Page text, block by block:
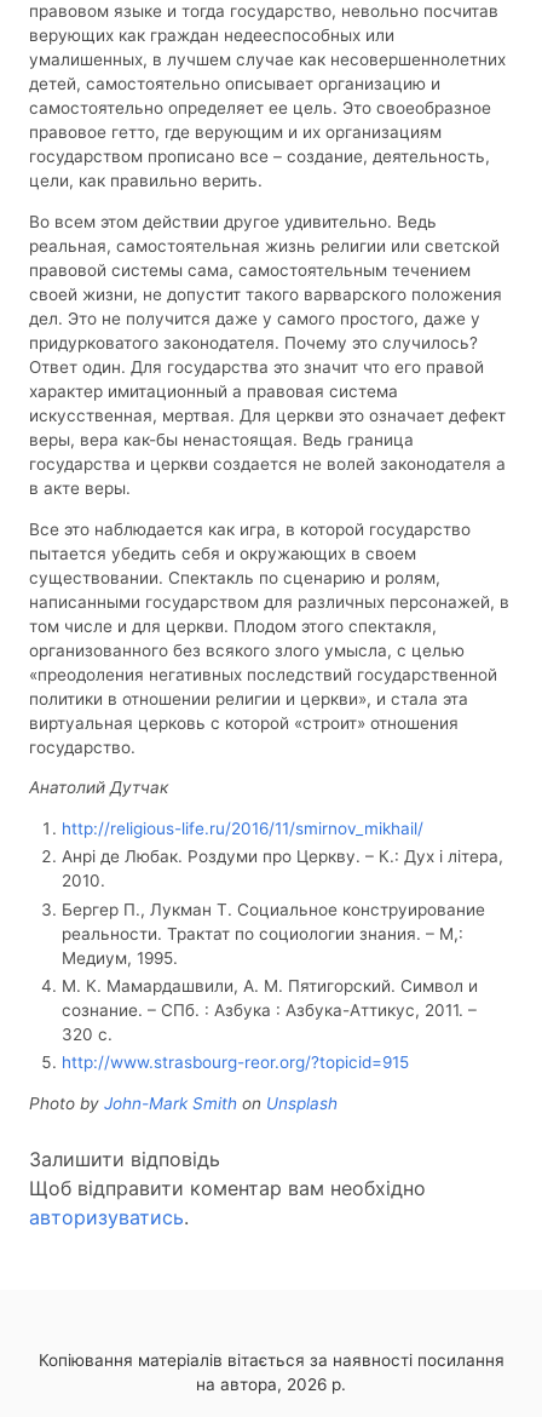
правовом языке и тогда государство, невольно посчитав
верующих как граждан недееспособных или
умалишенных, в лучшем случае как несовершеннолетних
детей, самостоятельно описывает организацию и
самостоятельно определяет ее цель. Это своеобразное
правовое гетто, где верующим и их организациям
государством прописано все – создание, деятельность,
цели, как правильно верить.
Во всем этом действии другое удивительно. Ведь
реальная, самостоятельная жизнь религии или светской
правовой системы сама, самостоятельным течением
своей жизни, не допустит такого варварского положения
дел. Это не получится даже у самого простого, даже у
придурковатого законодателя. Почему это случилось?
Ответ один. Для государства это значит что его правой
характер имитационный а правовая система
искусственная, мертвая. Для церкви это означает дефект
веры, вера как-бы ненастоящая. Ведь граница
государства и церкви создается не волей законодателя а
в акте веры.
Все это наблюдается как игра, в которой государство
пытается убедить себя и окружающих в своем
существовании. Спектакль по сценарию и ролям,
написанными государством для различных персонажей, в
том числе и для церкви. Плодом этого спектакля,
организованного без всякого злого умысла, с целью
«преодоления негативных последствий государственной
политики в отношении религии и церкви», и стала эта
виртуальная церковь с которой «строит» отношения
государство.
Анатолий Дутчак
http://religious-life.ru/2016/11/smirnov_mikhail/
Анрі де Любак. Роздуми про Церкву. – К.: Дух і літера,
2010.
Бергер П., Лукман Т. Социальное конструирование
реальности. Трактат по социологии знания. – М,:
Медиум, 1995.
М. К. Мамардашвили, А. М. Пятигорский. Символ и
сознание. – СПб. : Азбука : Азбука-Аттикус, 2011. –
320 с.
http://www.strasbourg-reor.org/?topicid=915
Photo by John-Mark Smith on Unsplash
Залишити відповідь
Щоб відправити коментар вам необхідно
авторизуватись.
Копіювання матеріалів вітається за наявності посилання
на автора, 2026 р.